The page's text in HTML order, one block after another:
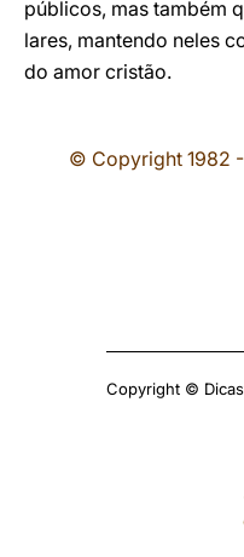
públicos, mas também
lares, mantendo neles
do amor cristão.
© Copyright 1982
Copyright ©